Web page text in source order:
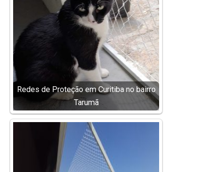
Redes de Proteção em Curitiba no bairro
Tarumã